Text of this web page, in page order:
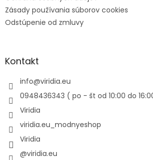
Zásady používania súborov cookies
Odstúpenie od zmluvy
Kontakt
info@viridia.eu
0948436343 ( po - št od 10:00 do
Viridia
viridia.eu_modnyeshop
Viridia
@viridia.eu